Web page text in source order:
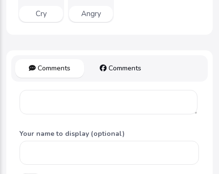
Cry Angry
Comments Comments
Your name to display (optional)